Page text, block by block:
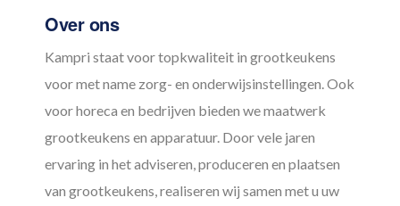
Over ons
Kampri staat voor topkwaliteit in grootkeukens
voor met name zorg- en onderwijsinstellingen. Ook
voor horeca en bedrijven bieden we maatwerk
grootkeukens en apparatuur. Door vele jaren
ervaring in het adviseren, produceren en plaatsen
van grootkeukens, realiseren wij samen met u uw